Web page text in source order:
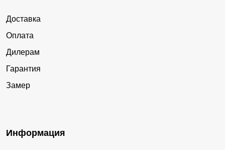
Доставка
Оплата
Дилерам
Гарантия
Замер
Информация